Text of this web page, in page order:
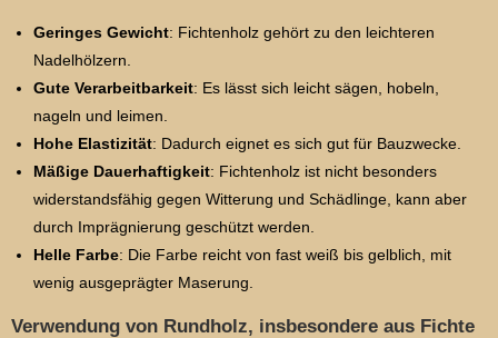
Geringes Gewicht: Fichtenholz gehört zu den leichteren
Nadelhölzern.
Gute Verarbeitbarkeit: Es lässt sich leicht sägen, hobeln,
nageln und leimen.
Hohe Elastizität: Dadurch eignet es sich gut für Bauzwecke.
Mäßige Dauerhaftigkeit: Fichtenholz ist nicht besonders
widerstandsfähig gegen Witterung und Schädlinge, kann aber
durch Imprägnierung geschützt werden.
Helle Farbe: Die Farbe reicht von fast weiß bis gelblich, mit
wenig ausgeprägter Maserung.
Verwendung von Rundholz, insbesondere aus Fichte